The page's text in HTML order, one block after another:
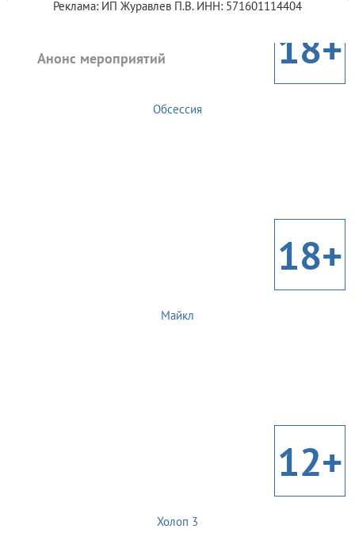
Реклама: ИП Журавлев П.В. ИНН: 571601114404
Анонс мероприятий 18+
Обсессия
18+
Майкл
12+
Холоп 3